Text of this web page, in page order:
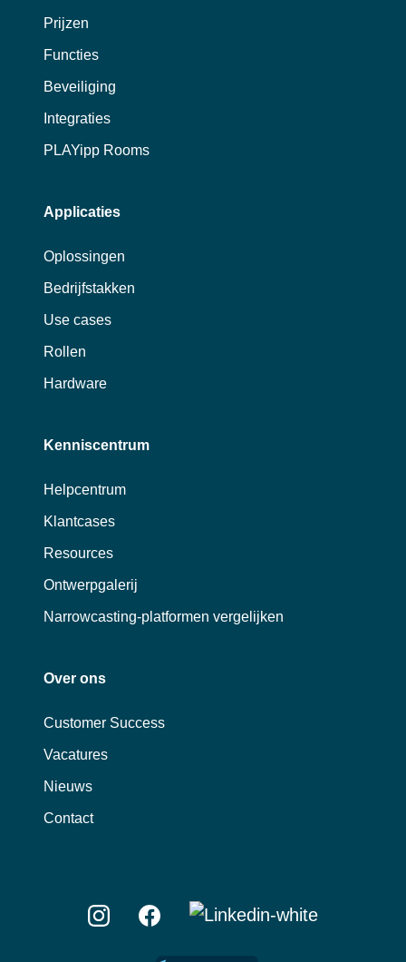
Prijzen
Functies
Beveiliging
Integraties
PLAYipp Rooms
Applicaties
Oplossingen
Bedrijfstakken
Use cases
Rollen
Hardware
Kenniscentrum
Helpcentrum
Klantcases
Resources
Ontwerpgalerij
Narrowcasting-platformen vergelijken
Over ons
Customer Success
Vacatures
Nieuws
Contact